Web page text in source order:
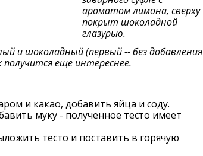
ароматом лимона, сверху
покрыт шоколадной
глазурью.
и шоколадный (первый -- без добавления
получится еще интереснее.
и какао, добавить яйца и соду.
муку - полученное тесто имеет
тесто и поставить в горячую